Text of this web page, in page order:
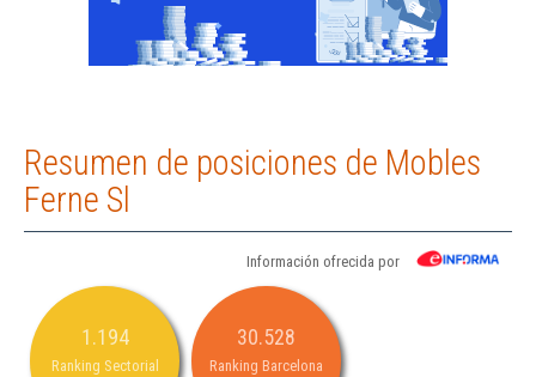
Resumen de posiciones de Mobles
Ferne Sl
Información ofrecida por
1.194
Ranking Sectorial
30.528
Ranking Barcelona